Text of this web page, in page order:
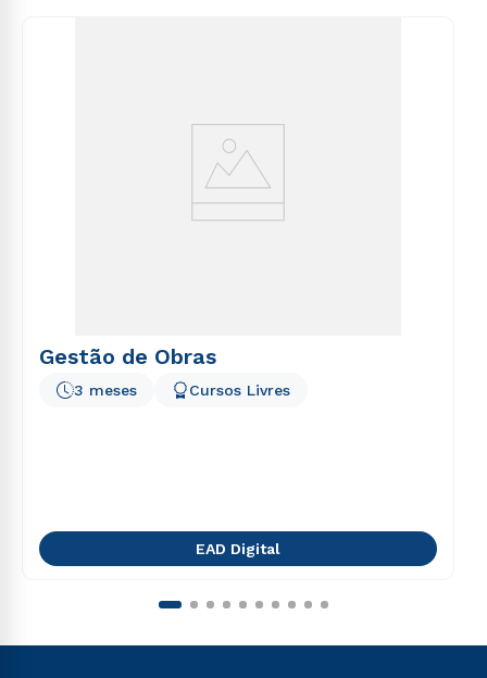
Gestão de Obras
3 meses Cursos Livres
EAD Digital